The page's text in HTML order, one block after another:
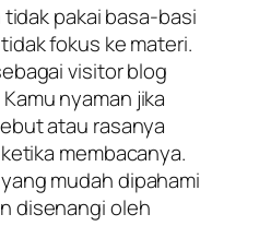
pakai basa-basi
fokus ke materi.
visitor blog
nyaman jika
atau rasanya
membacanya.
mudah dipahami
disenangi oleh